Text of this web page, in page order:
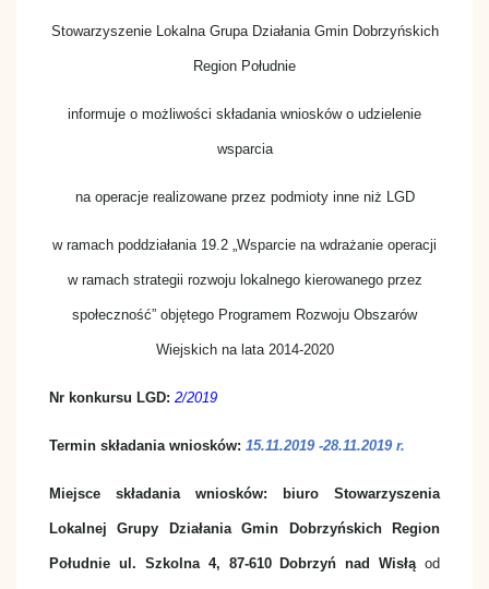
Stowarzyszenie Lokalna Grupa Działania Gmin Dobrzyńskich
Region Południe
informuje o możliwości składania wniosków o udzielenie
wsparcia
na operacje realizowane przez podmioty inne niż LGD
w ramach poddziałania 19.2 „Wsparcie na wdrażanie operacji
w ramach strategii rozwoju lokalnego kierowanego przez
społeczność” objętego Programem Rozwoju Obszarów
Wiejskich na lata 2014-2020
Nr konkursu LGD: 2/2019
Termin składania wniosków: 15.11.2019 -28.11.2019 r.
Miejsce składania wniosków: biuro Stowarzyszenia
Lokalnej Grupy Działania Gmin Dobrzyńskich Region
Południe ul. Szkolna 4, 87-610 Dobrzyń nad Wisłą od